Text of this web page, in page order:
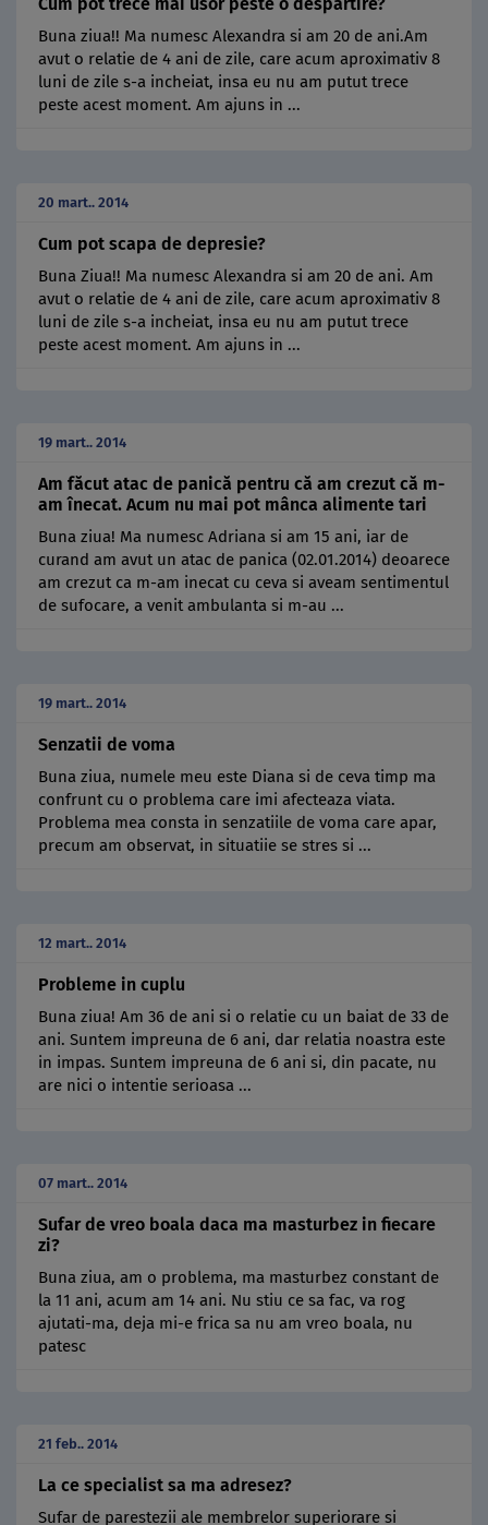
Buna ziua!! Ma numesc Alexandra si am 20 de ani.Am
avut o relatie de 4 ani de zile, care acum aproximativ 8
luni de zile s-a incheiat, insa eu nu am putut trece
peste acest moment. Am ajuns in ...
20 mart.. 2014
Cum pot scapa de depresie?
Buna Ziua!! Ma numesc Alexandra si am 20 de ani. Am
avut o relatie de 4 ani de zile, care acum aproximativ 8
luni de zile s-a incheiat, insa eu nu am putut trece
peste acest moment. Am ajuns in ...
19 mart.. 2014
Am făcut atac de panică pentru că am crezut că m-
am înecat. Acum nu mai pot mânca alimente tari
Buna ziua! Ma numesc Adriana si am 15 ani, iar de
curand am avut un atac de panica (02.01.2014) deoarece
am crezut ca m-am inecat cu ceva si aveam sentimentul
de sufocare, a venit ambulanta si m-au ...
19 mart.. 2014
Senzatii de voma
Buna ziua, numele meu este Diana si de ceva timp ma
confrunt cu o problema care imi afecteaza viata.
Problema mea consta in senzatiile de voma care apar,
precum am observat, in situatiie se stres si ...
12 mart.. 2014
Probleme in cuplu
Buna ziua! Am 36 de ani si o relatie cu un baiat de 33 de
ani. Suntem impreuna de 6 ani, dar relatia noastra este
in impas. Suntem impreuna de 6 ani si, din pacate, nu
are nici o intentie serioasa ...
07 mart.. 2014
Sufar de vreo boala daca ma masturbez in fiecare
zi?
Buna ziua, am o problema, ma masturbez constant de
la 11 ani, acum am 14 ani. Nu stiu ce sa fac, va rog
ajutati-ma, deja mi-e frica sa nu am vreo boala, nu
patesc
21 feb.. 2014
La ce specialist sa ma adresez?
Sufar de parestezii ale membrelor superiorare si